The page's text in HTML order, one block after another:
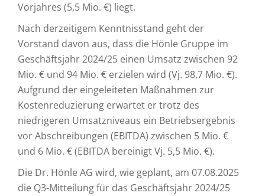
Vorjahres (5,5 Mio. €) liegt.
Nach derzeitigem Kenntnisstand geht der
Vorstand davon aus, dass die Hönle Gruppe im
Geschäftsjahr 2024/25 einen Umsatz zwischen 92
Mio. € und 94 Mio. € erzielen wird (Vj. 98,7 Mio. €).
Aufgrund der eingeleiteten Maßnahmen zur
Kostenreduzierung erwartet er trotz des
niedrigeren Umsatzniveaus ein Betriebsergebnis
vor Abschreibungen (EBITDA) zwischen 5 Mio. €
und 6 Mio. € (EBITDA bereinigt Vj. 5,5 Mio. €).
Die Dr. Hönle AG wird, wie geplant, am 07.08.2025
die Q3-Mitteilung für das Geschäftsjahr 2024/25